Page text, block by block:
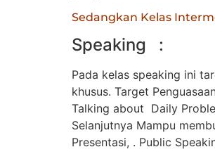
Sedangkan Kelas
Speaking :
Pada kelas speaking ini
khusus. Target
Talking about Daily
Selanjutnya Mampu
Presentasi, . Public